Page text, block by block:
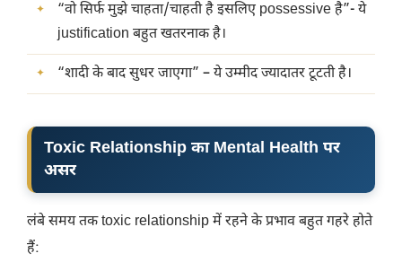
“वो सिर्फ मुझे चाहता/चाहती है इसलिए possessive है”- ये
justification बहुत खतरनाक है।
“शादी के बाद सुधर जाएगा” – ये उम्मीद ज्यादातर टूटती है।
Toxic Relationship का Mental Health पर
असर
लंबे समय तक toxic relationship में रहने के प्रभाव बहुत गहरे होते
हैं: